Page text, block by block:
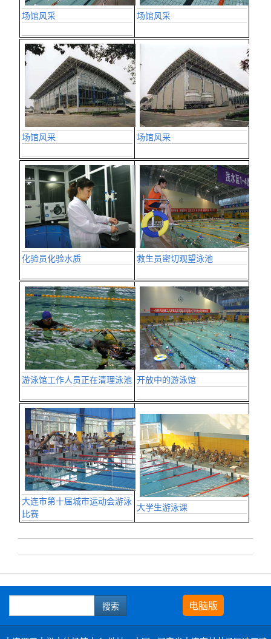
场馆风采 场馆风采
场馆风采 场馆风采
化验员化验水质 救生员密切观望泳池
游泳馆工作人员正在清理泳池 开放中的游泳馆
大连市第十届城市运动会游泳
比赛
大学生游泳课
电脑版